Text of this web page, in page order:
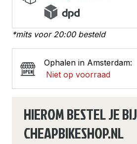
*mits voor 20:00 besteld
Ophalen in Amsterdam:
Niet op voorraad
HIEROM BESTEL JE BIJ
CHEAPBIKESHOP.NL